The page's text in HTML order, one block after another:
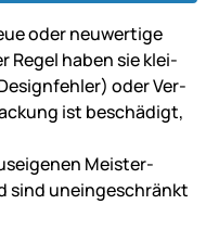
oder neu­wer­tige
Regel haben sie klei­
oder Ver­
ist be­schä­digt,
Mei­ster­
sind un­ein­ge­schränkt